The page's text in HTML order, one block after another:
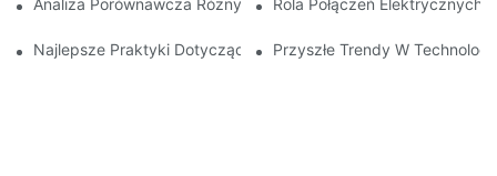
Analiza Porównawcza Różnych Typów Połączeń Elektrycznych
Rola Połączeń Elektrycznych
Najlepsze Praktyki Dotyczące Utrzymania Połączeń
Przyszłe Trendy W